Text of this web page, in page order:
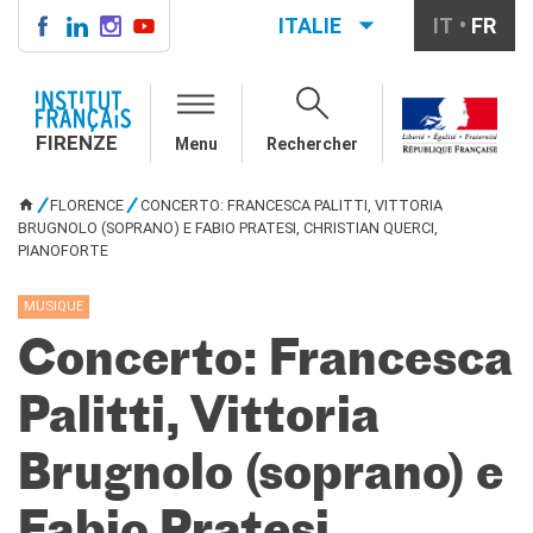
QUI SOMMES-NOUS
Directeur
La "Carta" dell'IFF
Partner / Mécènes
Informativa privacy
AGENDA CULTURALE
Cinema in versione
originale
COURS DE FRANÇAIS
Carta Giovani Nazionale
ITALIE IT FR
FIRENZE Menu Rechercher
VOUS ÊTES ICI
FLORENCE
CONCERTO: FRANCESCA PALITTI, VITTORIA
BRUGNOLO (SOPRANO) E FABIO PRATESI, CHRISTIAN QUERCI,
PIANOFORTE
MUSIQUE
Concerto: Francesca
Palitti, Vittoria
Brugnolo (soprano) e